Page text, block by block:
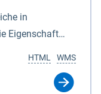
in
Eigenschaft
Für
WMS
HTML